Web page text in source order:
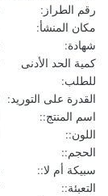
رقم الطراز:
مكان المنشأ:
شهادة:
كمية الحد الأدنى
للطلب:
القدرة على التوريد:
اسم المنتج::
اللون::
الحجم::
سبيكة أم لا::
التعبئة::